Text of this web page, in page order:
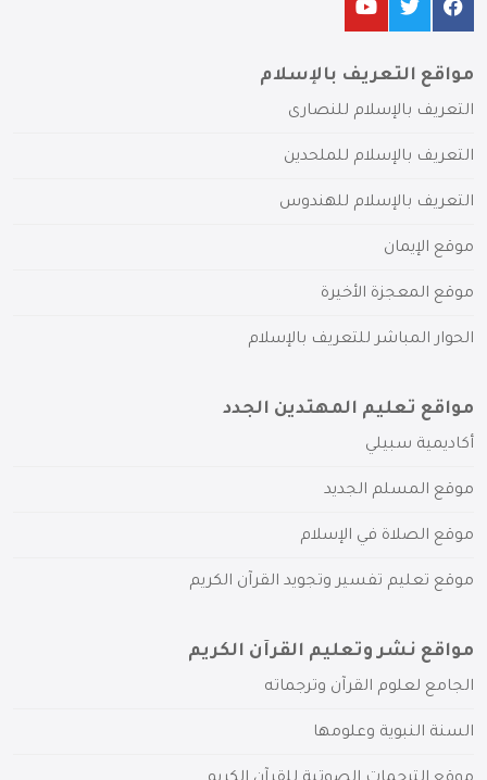
مواقع التعريف بالإسلام
التعريف بالإسلام للنصارى
التعريف بالإسلام للملحدين
التعريف بالإسلام للهندوس
موقع الإيمان
موقع المعجزة الأخيرة
الحوار المباشر للتعريف بالإسلام
مواقع تعليم المهتدين الجدد
أكاديمية سبيلي
موقع المسلم الجديد
موقع الصلاة في الإسلام
موقع تعليم تفسير وتجويد القرآن الكريم
مواقع نشر وتعليم القرآن الكريم
الجامع لعلوم القرآن وترجماته
السنة النبوية وعلومها